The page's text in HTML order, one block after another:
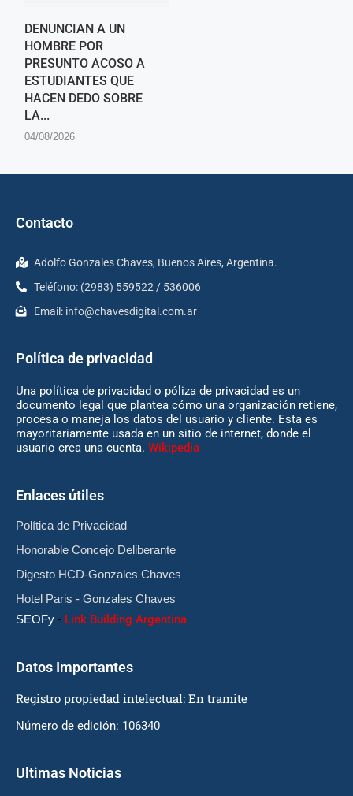
DENUNCIAN A UN
HOMBRE POR
PRESUNTO ACOSO A
ESTUDIANTES QUE
HACEN DEDO SOBRE
LA...
04/08/2026
Contacto
Adolfo Gonzales Chaves, Buenos Aires, Argentina.
Teléfono: (2983) 559522 / 536006
Email: info@chavesdigital.com.ar
Política de privacidad
Una política de privacidad o póliza de privacidad es un
documento legal que plantea cómo una organización retiene,
procesa o maneja los datos del usuario y cliente. Esta es
mayoritariamente usada en un sitio de internet, donde el
usuario crea una cuenta. Wikipedia
Enlaces útiles
Política de Privacidad
Honorable Concejo Deliberante
Digesto HCD-Gonzales Chaves
Hotel Paris - Gonzales Chaves
SEOFy - Link Building Argentina
Datos Importantes
Registro propiedad intelectual: En tramite
Número de edición: 106340
Ultimas Noticias